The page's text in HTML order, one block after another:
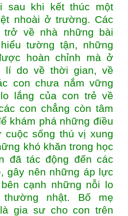
sau khi kết thúc một
nhoài ở trường. Các
trở về nhà những bài
tường tận, những
hoàn chỉnh mà ở
lí do về thời gian, về
con chưa nắm vững
lắng của con trẻ về
con chẳng còn tâm
khám phá những điều
cuộc sống thú vị xung
khó khăn trong học
đã tác động đến các
gây nên những áp lực
cạnh những nỗi lo
nhật. Bố mẹ
gia sư cho con trên